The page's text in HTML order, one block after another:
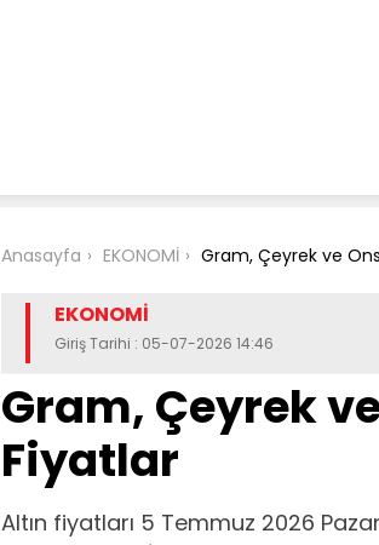
Anasayfa EKONOMİ Gram, Çeyrek ve
EKONOMİ
Giriş Tarihi : 05-07-2026 14:46
Gram, Çeyrek
Fiyatlar
Altın fiyatları 5 Temmuz 2026